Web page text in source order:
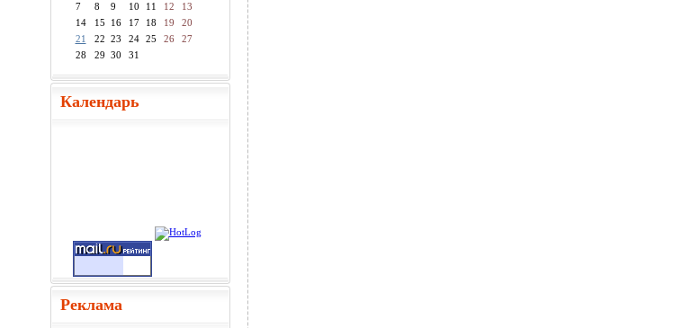
7
8 9 10 11 12
13
14
15 16 17 18 19
20
21
22 23 24 25 26
27
28
29 30 31
Календарь
Реклама